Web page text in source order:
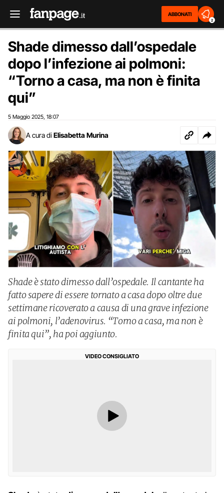
ABBONATI
2
Shade dimesso dall’ospedale
dopo l’infezione ai polmoni:
“Torno a casa, ma non è finita
qui”
5 Maggio 2025 18:07
A cura di Elisabetta Murina
Shade è stato dimesso dall’ospedale. Il cantante ha
fatto sapere di essere tornato a casa dopo oltre due
settimane ricoverato a causa di una grave infezione
ai polmoni, l’adenovirus. “Torno a casa, ma non è
finita qui”, ha poi aggiunto.
VIDEO CONSIGLIATO